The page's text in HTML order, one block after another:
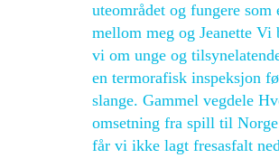
uteområdet og fungere
mellom meg og Jeanette
vi om unge og
en termorafisk inspeksjon
slange. Gammel vegdele
omsetning fra spill til
får vi ikke lagt fresasfalt